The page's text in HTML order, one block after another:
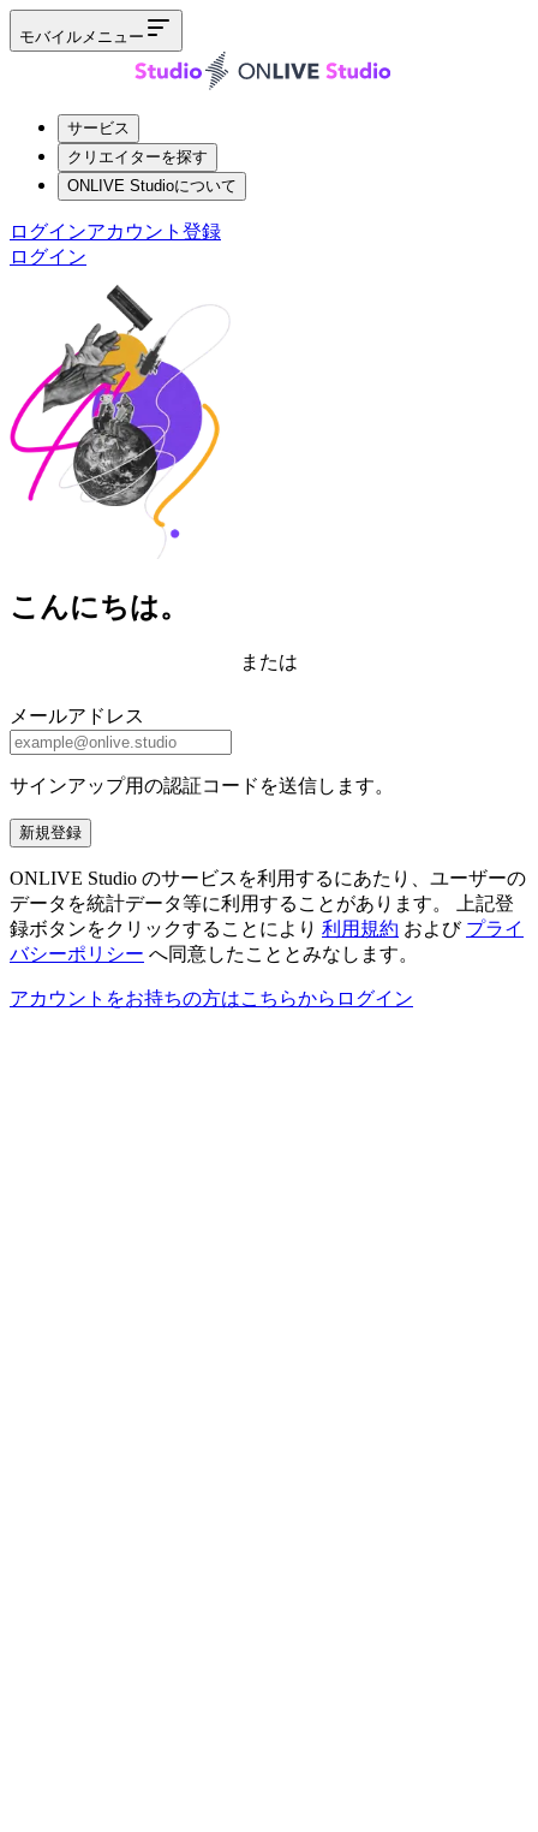
モバイルメニュー
サービス
クリエイターを探す
ONLIVE Studioについて
ログインアカウント登録
ログイン
こんにちは。
または
メールアドレス
サインアップ用の認証コードを送信します。
新規登録
ONLIVE Studio のサービスを利用するにあたり、ユーザーの
データを統計データ等に利用することがあります。 上記登
録ボタンをクリックすることにより 利用規約 および プライ
バシーポリシー へ同意したこととみなします。
アカウントをお持ちの方はこちらからログイン